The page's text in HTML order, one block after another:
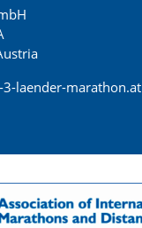
3-laender-marathon.at